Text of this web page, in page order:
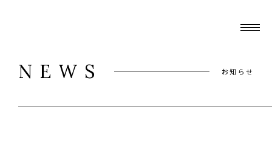
NEWS お知らせ